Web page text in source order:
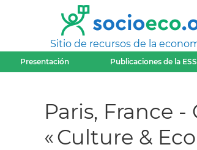
Sitio de recursos de la
Presentación Publicaciones de la ESS
Paris, France
« Culture &